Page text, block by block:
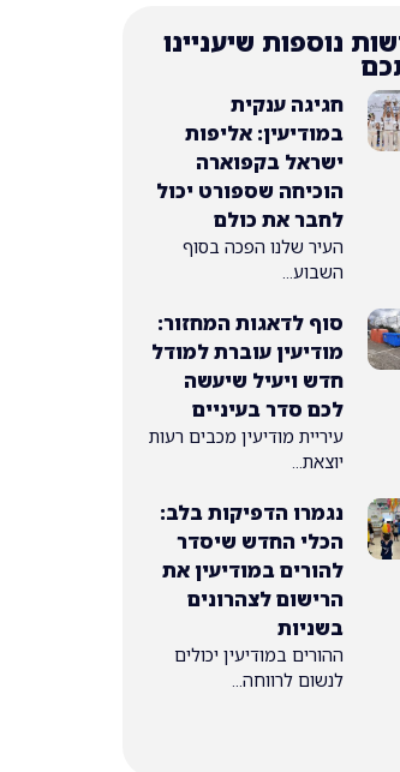
נוספות שיעניינו
חגיגה ענקית
במודיעין: אליפות
ישראל בקפוארה
הוכיחה שספורט יכול
לחבר את כולם
העיר שלנו הפכה בסוף
השבוע...
סוף לדאגות המחזור:
מודיעין עוברת למודל
חדש ויעיל שיעשה
לכם סדר בעיניים
עיריית מודיעין מכבים רעות
יוצאת...
נגמרו הדפיקות בלב:
הכלי החדש שיסדר
להורים במודיעין את
הרישום לצהרונים
בשניות
ההורים במודיעין יכולים
לנשום לרווחה...